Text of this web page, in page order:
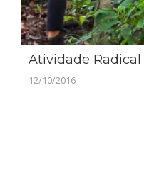
Atividade Radical
12/10/2016